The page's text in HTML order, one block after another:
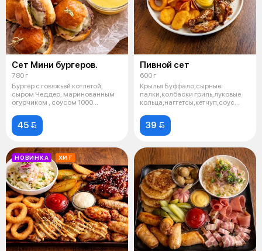
Сет Мини бургеров.
780 г
Бургер с говяжьей котлетой,
сыром Чеддер, маринованным
огурчиком , соусом 1000
45 
Пивной сет
600 г
Крылья Буффало,сырные
палки,колбаски гриль,луковые
кольца,наггетсы,кетчуп,соус
39 
НОВИНКА ХИТ